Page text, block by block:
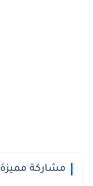
مشاركة مميزة